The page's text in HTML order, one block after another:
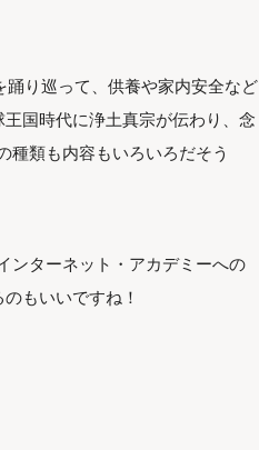
り巡って、供養や家内安全など
国時代に浄土真宗が伝わり、念
種類も内容もいろいろだそう
ンターネット・アカデミーへの
もいいですね！